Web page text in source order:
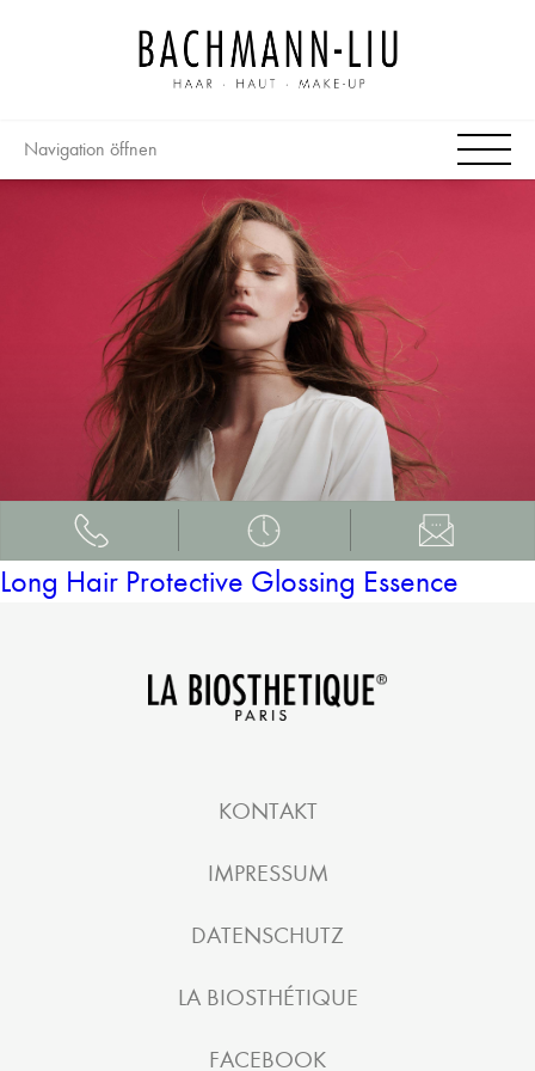
Navigation öffnen
Long Hair Protective Glossing Essence
KONTAKT
IMPRESSUM
DATENSCHUTZ
LA BIOSTHÉTIQUE
FACEBOOK